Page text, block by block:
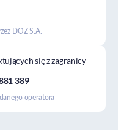
DOZ S.A.
się z zagranicy
389
operatora